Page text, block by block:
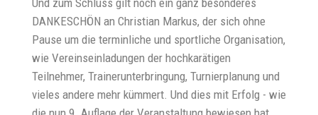
DANKESCHÖN an Christian Markus, der sich ohne
Pause um die terminliche und sportliche Organisation,
wie Vereinseinladungen der hochkarätigen
Teilnehmer, Trainerunterbringung, Turnierplanung und
vieles andere mehr kümmert. Und dies mit Erfolg - wie